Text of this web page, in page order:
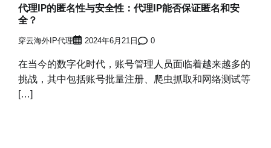
代理IP的匿名性与安全性：代理IP能否保证匿名和安
全？
穿云海外IP代理 2024年6月21日 0
在当今的数字化时代，账号管理人员面临着越来越多的
挑战，其中包括账号批量注册、爬虫抓取和网络测试等
[…]